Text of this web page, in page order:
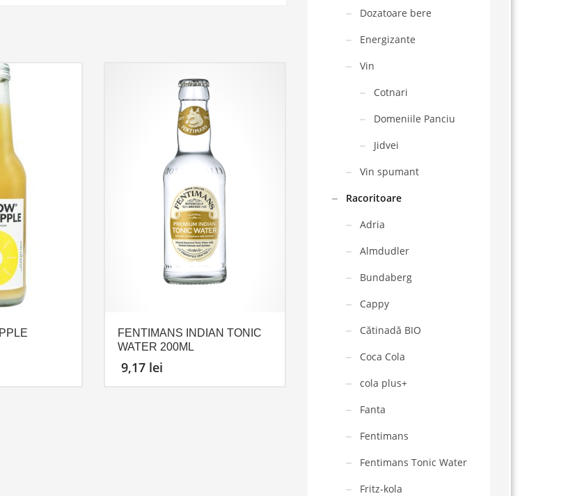
FENTIMANS INDIAN TONIC
WATER 200ML
9,17 lei
Dozatoare bere
Energizante
Vin
Cotnari
Domeniile Panciu
Jidvei
Vin spumant
Racoritoare
Adria
Almdudler
Bundaberg
Cappy
Cătinadă BIO
Coca Cola
cola plus+
Fanta
Fentimans
Fentimans Tonic Water
Fritz-kola